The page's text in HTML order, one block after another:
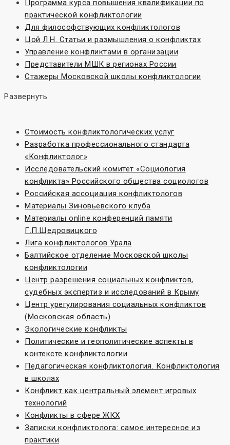
Программа курса повышения квалификации по
практической конфликтологии
Для философствующих конфликтологов
Цой Л.Н. Статьи и размышления о конфликтах
Управление конфликтами в организации
Представители МШК в регионах России
Стажеры Московской школы конфликтологии
Развернуть
Стоимость конфликтологических услуг
Разработка профессионального стандарта
«Конфликтолог»
Исследовательский комитет «Социoлогия
конфликта» Российского общества социологов
Российская ассоциация конфликтологов
Материалы Зиновьевского клуба
Материалы online конференций памяти
Г.П.Щедровицкого
Лига конфликтологов Урала
Балтийское отделение Московской школы
конфликтологии
Центр разрешения социальных конфликтов,
судебных экспертиз и исследований в Крыму
Центр урегулирования социальных конфликтов
(Московская область)
Экологические конфликты
Политические и геополитические аспекты в
контексте конфликтологии
Педагогическая конфликтология. Конфликтология
в школах
Конфликт как центральный элемент игровых
технологий
Конфликты в сфере ЖКХ
Записки конфликтолога: самое интересное из
практики